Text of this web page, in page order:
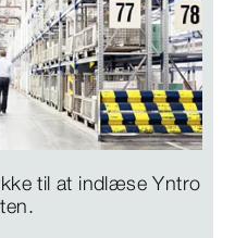
til at indlæse Yntro